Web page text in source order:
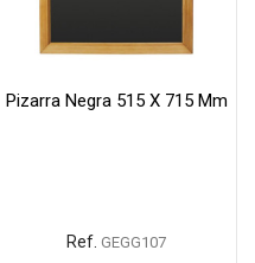
Pizarra Negra 515 X 715 Mm
Ref. GEGG107